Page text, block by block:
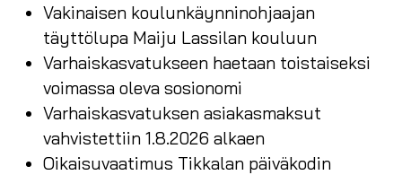
Vakinaisen koulunkäynninohjaajan
täyttölupa Maiju Lassilan kouluun
Varhaiskasvatukseen haetaan toistaiseksi
voimassa oleva sosionomi
Varhaiskasvatuksen asiakasmaksut
vahvistettiin 1.8.2026 alkaen
Oikaisuvaatimus Tikkalan päiväkodin